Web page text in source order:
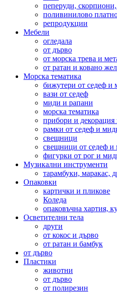
пеперуди,
поливинилово
репродукции
Мебели
огледала
от дърво
от морска трева и
от ратан и ковано
Морска тематика
бижутери от седеф и
вази от седеф
миди и рапани
морска тематика
прибори и декорация
рамки от седеф и
свещници
свещници от седеф и
фигурки от рог и
Музикални инструменти
тарамбуки, маракас,
Опаковки
картички и пликове
Коледа
опаковъчна хартия,
Осветителни тела
други
от кокос и дърво
от ратан и бамбук
от дърво
Пластики
животни
от дърво
от полирезин